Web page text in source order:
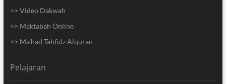
>> Video Dakwah
>> Maktabah Online
>> Ma’had Tahfidz Alquran
Pelajaran